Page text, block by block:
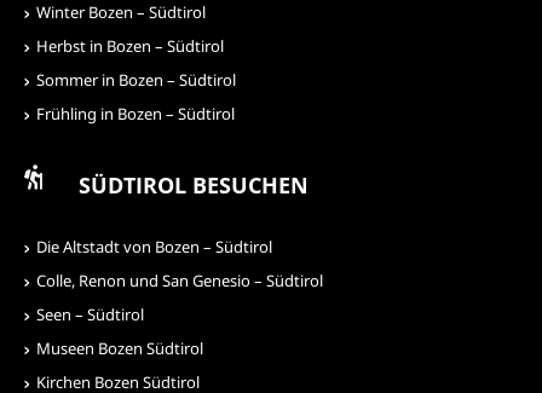
Winter Bozen – Südtirol
Herbst in Bozen – Südtirol
Sommer in Bozen – Südtirol
Frühling in Bozen – Südtirol
SÜDTIROL BESUCHEN
Die Altstadt von Bozen – Südtirol
Colle, Renon und San Genesio – Südtirol
Seen – Südtirol
Museen Bozen Südtirol
Kirchen Bozen Südtirol